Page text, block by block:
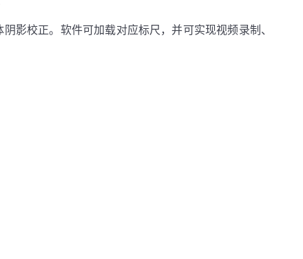
影校正。软件可加载对应标尺，并可实现视频录制、